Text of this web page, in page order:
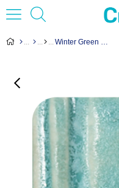
Winter Green Sır EM-1212